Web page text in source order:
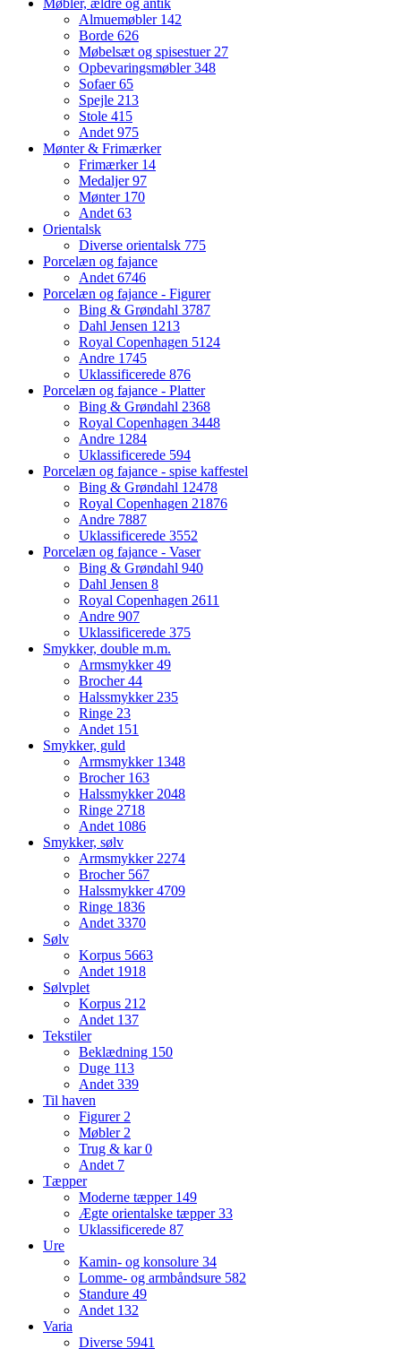
Møbler, ældre og antik
Almuemøbler 142
Borde 626
Møbelsæt og spisestuer 27
Opbevaringsmøbler348
Sofaer65
Spejle 213
Stole 415
Andet 975
Mønter & Frimærker
Frimærker 14
Medaljer97
Mønter 170
Andet 63
Orientalsk
Diverse orientalsk 775
Porcelæn og fajance
Andet 6746
Porcelæn og fajance - Figurer
Bing & Grøndahl 3787
Dahl Jensen 1213
Royal Copenhagen 5124
Andre 1745
Uklassificerede 876
Porcelæn og fajance - Platter
Bing & Grøndahl 2368
Royal Copenhagen 3448
Andre 1284
Uklassificerede 594
Porcelæn og fajance - spise kaffestel
Bing & Grøndahl 12478
Royal Copenhagen 21876
Andre 7887
Uklassificerede 3552
Porcelæn og fajance - Vaser
Bing & Grøndahl 940
Dahl Jensen 8
Royal Copenhagen 2611
Andre 907
Uklassificerede 375
Smykker, double m.m.
Armsmykker49
Brocher44
Halssmykker 235
Ringe 23
Andet 151
Smykker, guld
Armsmykker 1348
Brocher 163
Halssmykker 2048
Ringe 2718
Andet 1086
Smykker, sølv
Armsmykker 2274
Brocher 567
Halssmykker4709
Ringe 1836
Andet 3370
Sølv
Korpus 5663
Andet 1918
Sølvplet
Korpus 212
Andet 137
Tekstiler
Beklædning 150
Duge 113
Andet 339
Til haven
Figurer 2
Møbler 2
Trug & kar0
Andet 7
Tæpper
Moderne tæpper 149
Ægte orientalske tæpper33
Uklassificerede 87
Ure
Kamin- og konsolure 34
Lomme- og armbåndsure 582
Standure 49
Andet 132
Varia
Diverse 5941